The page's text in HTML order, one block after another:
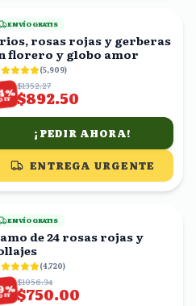
ENVÍO GRATIS
rosas rojas y gerberas
florero y globo amor
(5,909)
%$1352.27
$892.50
¡PEDIR AHORA!
ENTREGA URGENTE
ENVÍO GRATIS
de 24 rosas rojas y
(4,720)
%$1056.34
$750.00